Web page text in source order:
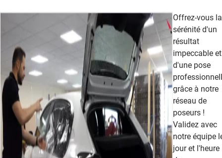
Offrez-vous la
sérénité d'un
résultat
impeccable et
d'une pose
grâce à notre
réseau de
poseurs !
Validez avec
notre équipe
jour et l'heure